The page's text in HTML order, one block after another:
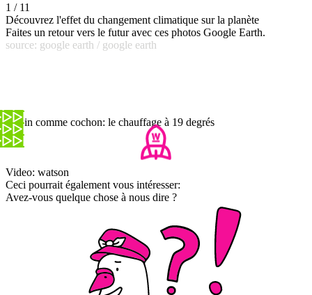
1 / 11
Découvrez l'effet du changement climatique sur la planète
Faites un retour vers le futur avec ces photos Google Earth.
source: google earth / google earth
Copin comme cochon: le chauffage à 19 degrés
Video: watson
Ceci pourrait également vous intéresser:
Avez-vous quelque chose à nous dire ?